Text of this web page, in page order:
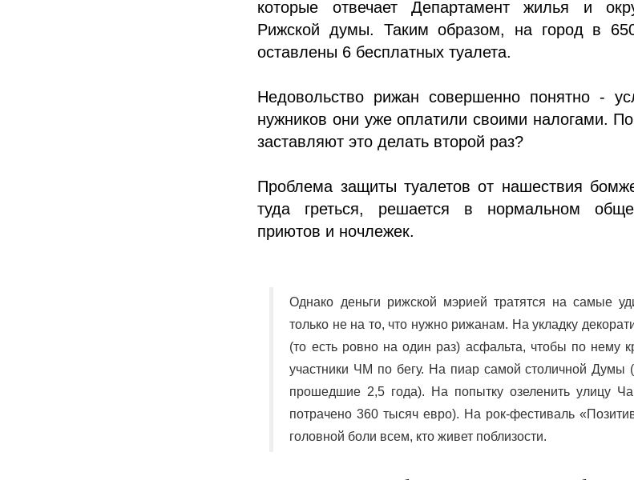
которые отвечает Департамент жилья и
Рижской думы. Таким образом, на город в
оставлены 6 бесплатных туалета.
Недовольство рижан совершенно понятно -
нужников они уже оплатили своими налогами.
заставляют это делать второй раз?
Проблема защиты туалетов от нашествия
туда греться, решается в нормальном
приютов и ночлежек.
Однако деньги рижской мэрией тратятся на самые
только не на то, что нужно рижанам. На укладку
(то есть ровно на один раз) асфальта, чтобы по нему
участники ЧМ по бегу. На пиар самой столичной Думы
прошедшие 2,5 года). На попытку озеленить улицу
потрачено 360 тысяч евро). На рок-фестиваль
головной боли всем, кто живет поблизости.